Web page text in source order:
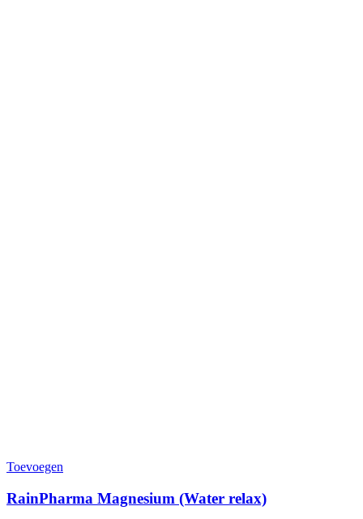
Toevoegen
RainPharma Magnesium (Water relax)